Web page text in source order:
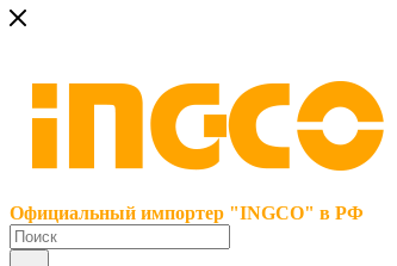
Официальный импортер "INGCO" в РФ